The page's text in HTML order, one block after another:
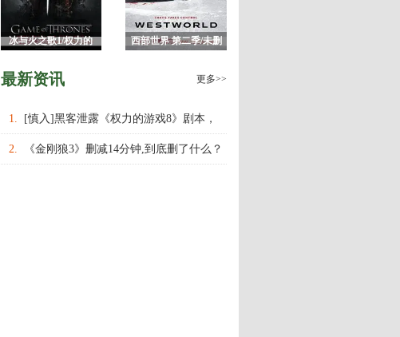
冰与火之歌1/权力的
西部世界 第二季/未删
最新资讯 更多>>
1. [慎入]黑客泄露《权力的游戏8》剧本，
权力的游戏第八季什么时候上映播出？
2. 《金刚狼3》删减14分钟,到底删了什么？